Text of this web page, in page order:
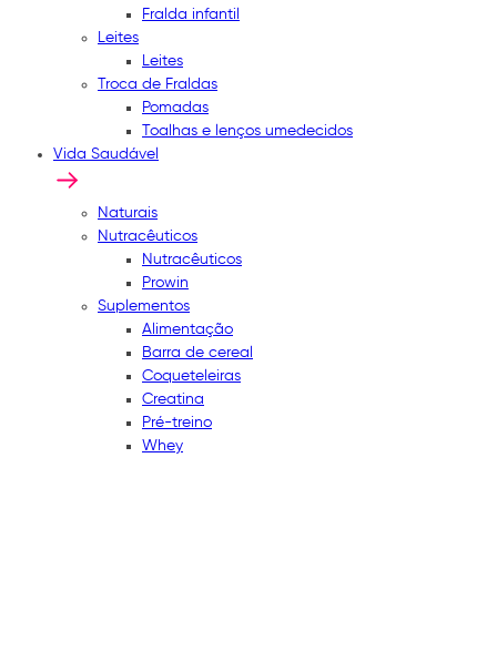
Fralda infantil
Leites
Leites
Troca de Fraldas
Pomadas
Toalhas e lenços umedecidos
Vida Saudável
Naturais
Nutracêuticos
Nutracêuticos
Prowin
Suplementos
Alimentação
Barra de cereal
Coqueteleiras
Creatina
Pré-treino
Whey